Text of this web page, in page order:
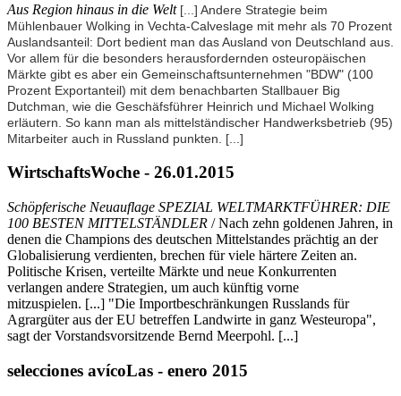
Aus Region hinaus in die Welt [...] Andere Strategie beim
Mühlenbauer Wolking in Vechta-Calveslage mit mehr als 70 Prozent
Auslandsanteil: Dort bedient man das Ausland von Deutschland aus.
Vor allem für die besonders herausfordernden osteuropäischen
Märkte gibt es aber ein Gemeinschaftsunternehmen "BDW" (100
Prozent Exportanteil) mit dem benachbarten Stallbauer Big
Dutchman, wie die Geschäfsführer Heinrich und Michael Wolking
erläutern. So kann man als mittelständischer Handwerksbetrieb (95)
Mitarbeiter auch in Russland punkten. [...]
WirtschaftsWoche - 26.01.2015
Schöpferische Neuauflage SPEZIAL WELTMARKTFÜHRER: DIE
100 BESTEN MITTELSTÄNDLER / Nach zehn goldenen Jahren, in
denen die Champions des deutschen Mittelstandes prächtig an der
Globalisierung verdienten, brechen für viele härtere Zeiten an.
Politische Krisen, verteilte Märkte und neue Konkurrenten
verlangen andere Strategien, um auch künftig vorne
mitzuspielen. [...] "Die Importbeschränkungen Russlands für
Agrargüter aus der EU betreffen Landwirte in ganz Westeuropa",
sagt der Vorstandsvorsitzende Bernd Meerpohl. [...]
selecciones avícoLas - enero 2015